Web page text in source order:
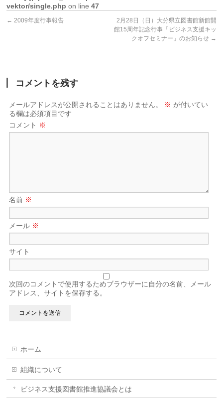
vektor/single.php on line47
← 2009年度行事報告
2月28日（日）大分県立図書館新館開
館15周年記念行事「ビジネス支援キッ
クオフセミナー」のお知らせ →
コメントを残す
メールアドレスが公開されることはありません。 ※ が付いてい
る欄は必須項目です
コメント ※
名前 ※
メール ※
サイト
次回のコメントで使用するためブラウザーに自分の名前、メール
アドレス、サイトを保存する。
ホーム
組織について
ビジネス支援図書館推進協議会とは